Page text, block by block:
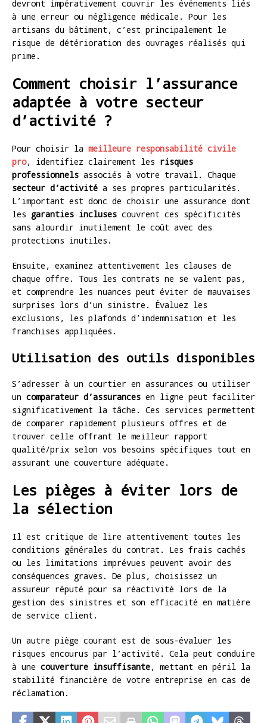
devront impérativement couvrir les événements liés
à une erreur ou négligence médicale. Pour les
artisans du bâtiment, c’est principalement le
risque de détérioration des ouvrages réalisés qui
prime.
Comment choisir l’assurance
adaptée à votre secteur
d’activité ?
Pour choisir la meilleure responsabilité civile
pro, identifiez clairement les risques
professionnels associés à votre travail. Chaque
secteur d’activité a ses propres particularités.
L’important est donc de choisir une assurance dont
les garanties incluses couvrent ces spécificités
sans alourdir inutilement le coût avec des
protections inutiles.
Ensuite, examinez attentivement les clauses de
chaque offre. Tous les contrats ne se valent pas,
et comprendre les nuances peut éviter de mauvaises
surprises lors d’un sinistre. Évaluez les
exclusions, les plafonds d’indemnisation et les
franchises appliquées.
Utilisation des outils disponibles
S’adresser à un courtier en assurances ou utiliser
un comparateur d’assurances en ligne peut faciliter
significativement la tâche. Ces services permettent
de comparer rapidement plusieurs offres et de
trouver celle offrant le meilleur rapport
qualité/prix selon vos besoins spécifiques tout en
assurant une couverture adéquate.
Les pièges à éviter lors de
la sélection
Il est critique de lire attentivement toutes les
conditions générales du contrat. Les frais cachés
ou les limitations imprévues peuvent avoir des
conséquences graves. De plus, choisissez un
assureur réputé pour sa réactivité lors de la
gestion des sinistres et son efficacité en matière
de service client.
Un autre piège courant est de sous-évaluer les
risques encourus par l’activité. Cela peut conduire
à une couverture insuffisante, mettant en péril la
stabilité financière de votre entreprise en cas de
réclamation.